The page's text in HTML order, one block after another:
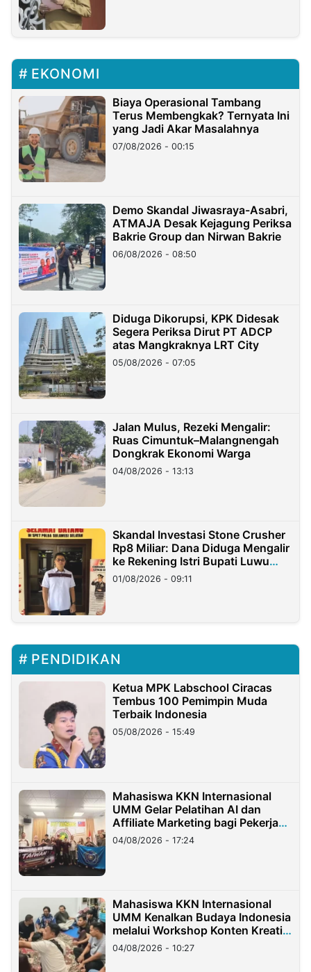
EKONOMI
Biaya Operasional Tambang
Terus Membengkak? Ternyata Ini
yang Jadi Akar Masalahnya
07/08/2026 - 00:15
Demo Skandal Jiwasraya-Asabri,
ATMAJA Desak Kejagung Periksa
Bakrie Group dan Nirwan Bakrie
06/08/2026 - 08:50
Diduga Dikorupsi, KPK Didesak
Segera Periksa Dirut PT ADCP
atas Mangkraknya LRT City
05/08/2026 - 07:05
Jalan Mulus, Rezeki Mengalir:
Ruas Cimuntuk–Malangnengah
Dongkrak Ekonomi Warga
04/08/2026 - 13:13
Skandal Investasi Stone Crusher
Rp8 Miliar: Dana Diduga Mengalir
ke Rekening Istri Bupati Luwu
Timur
01/08/2026 - 09:11
PENDIDIKAN
Ketua MPK Labschool Ciracas
Tembus 100 Pemimpin Muda
Terbaik Indonesia
05/08/2026 - 15:49
Mahasiswa KKN Internasional
UMM Gelar Pelatihan AI dan
Affiliate Marketing bagi Pekerja
Migran Indonesia di Taiwan
04/08/2026 - 17:24
Mahasiswa KKN Internasional
UMM Kenalkan Budaya Indonesia
melalui Workshop Konten Kreatif
di Taiwan
04/08/2026 - 10:27